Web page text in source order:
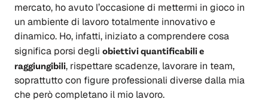
mercato, ho avuto l’occasione di mettermi in gioco in
un ambiente di lavoro totalmente innovativo e
dinamico. Ho, infatti, iniziato a comprendere cosa
significa porsi degli obiettivi quantificabili e
raggiungibili, rispettare scadenze, lavorare in team,
soprattutto con figure professionali diverse dalla mia
che però completano il mio lavoro.